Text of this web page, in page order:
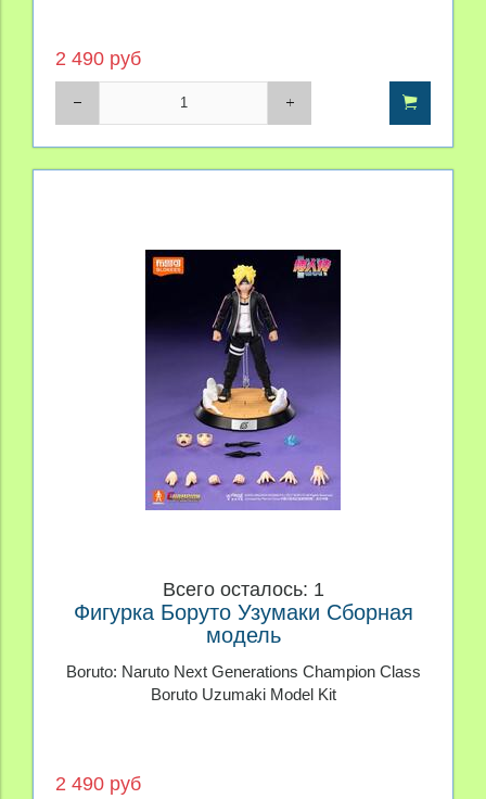
2 490 руб
Всего осталось: 1
Фигурка Боруто Узумаки Сборная
модель
Boruto: Naruto Next Generations Champion Class
Boruto Uzumaki Model Kit
2 490 руб